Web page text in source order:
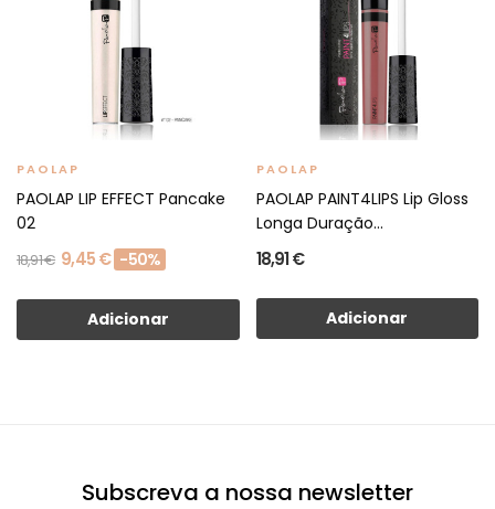
PAOLAP
PAOLAP LIP EFFECT Pancake
02
18,91 € 9,45 € -50%
Adicionar
PAOLAP
PAOLAP PAINT4LIPS Lip Gloss
Longa Duração...
18,91 €
Adicionar
Subscreva a nossa newsletter